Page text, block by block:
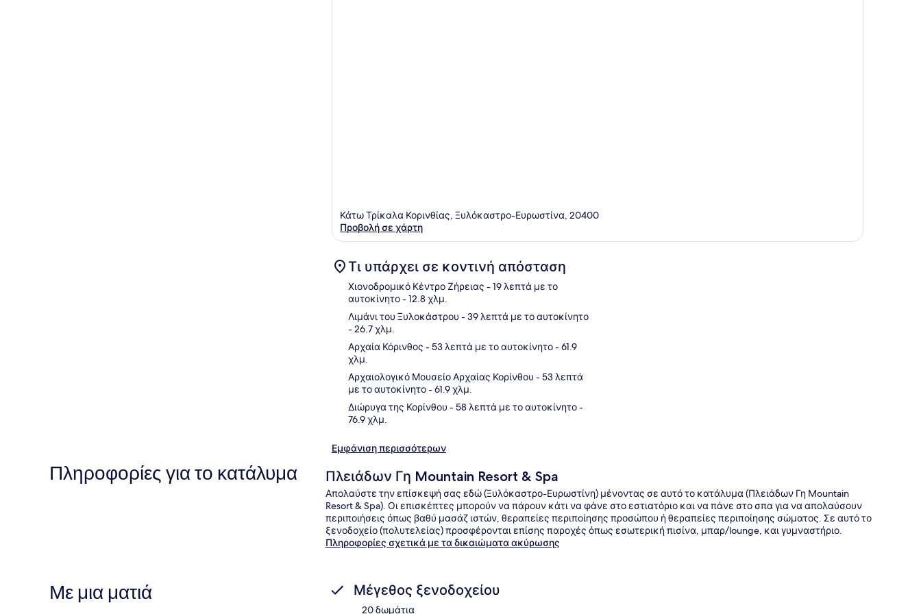
Κάτω Τρίκαλα Κορινθίας, Ξυλόκαστρο-Ευρωστίνα, 20400
Προβολή σε χάρτη
Τι υπάρχει σε κοντινή απόσταση
Χιονοδρομικό Κέντρο Ζήρειας - 19 λεπτά με το
αυτοκίνητο- 12.8 χλμ.
Λιμάνι του Ξυλοκάστρου - 39 λεπτά με το αυτοκίνητο
- 26.7 χλμ.
Αρχαία Κόρινθος - 53 λεπτά με το αυτοκίνητο- 61.9
χλμ.
Αρχαιολογικό Μουσείο Αρχαίας Κορίνθου - 53 λεπτά
με το αυτοκίνητο- 61.9 χλμ.
Διώρυγα της Κορίνθου - 58 λεπτά με το αυτοκίνητο-
76.9 χλμ.
Εμφάνιση περισσότερων
Πληροφορίες για το κατάλυμα Πλειάδων Γη Mountain Resort & Spa
Απολαύστε την επίσκεψή σας εδώ (Ξυλόκαστρο-Ευρωστίνη) μένοντας σε αυτό το κατάλυμα (Πλειάδων Γη Mountain
Resort & Spa). Οι επισκέπτες μπορούν να πάρουν κάτι να φάνε στο εστιατόριο και να πάνε στο σπα για να απολαύσουν
περιποιήσεις όπως βαθύ μασάζ ιστών, θεραπείες περιποίησης προσώπου ή θεραπείες περιποίησης σώματος. Σε αυτό το
ξενοδοχείο (πολυτελείας) προσφέρονται επίσης παροχές όπως εσωτερική πισίνα, μπαρ/lounge, και γυμναστήριο.
Πληροφορίες σχετικά με τα δικαιώματα ακύρωσης
Με μια ματιά Μέγεθος ξενοδοχείου
20 δωμάτια